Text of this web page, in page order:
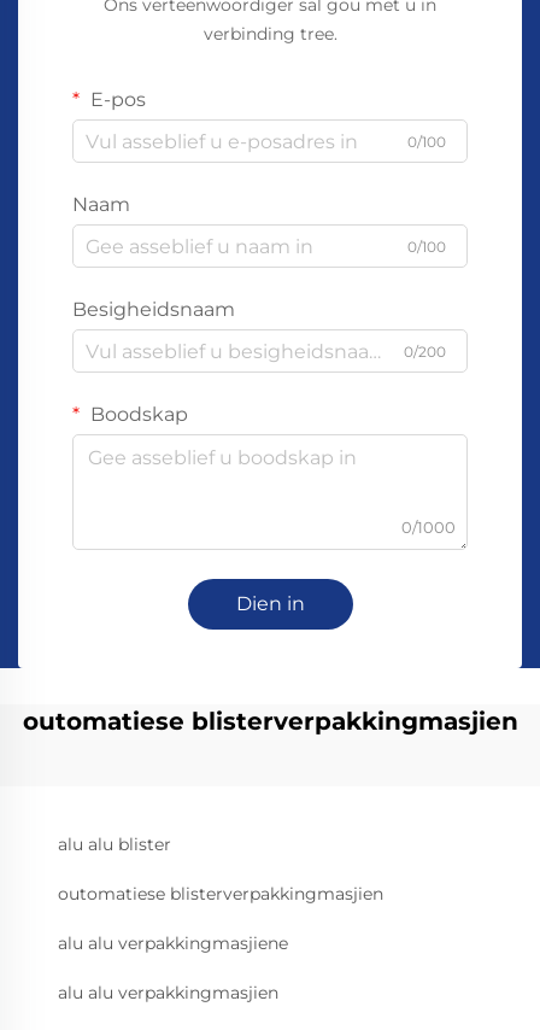
Ons verteenwoordiger sal gou met u in
verbinding tree.
E-pos
0/100
Naam
0/100
Besigheidsnaam
0/200
Boodskap
0/1000
Dien in
outomatiese blisterverpakkingmasjien
alu alu blister
outomatiese blisterverpakkingmasjien
alu alu verpakkingmasjiene
alu alu verpakkingmasjien